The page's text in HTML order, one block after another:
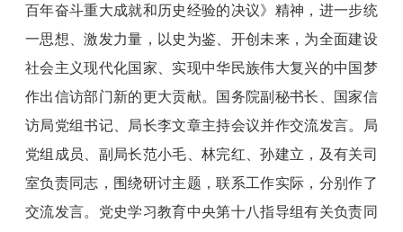
百年奋斗重大成就和历史经验的决议》精神，进一步统
一思想、激发力量，以史为鉴、开创未来，为全面建设
社会主义现代化国家、实现中华民族伟大复兴的中国梦
作出信访部门新的更大贡献。国务院副秘书长、国家信
访局党组书记、局长李文章主持会议并作交流发言。局
党组成员、副局长范小毛、林完红、孙建立，及有关司
室负责同志，围绕研讨主题，联系工作实际，分别作了
交流发言。党史学习教育中央第十八指导组有关负责同